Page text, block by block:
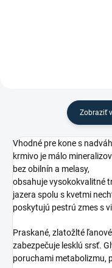
Zobraziť
Vhodné pre kone s
krmivo je málo
bez obilnín a melasy,
obsahuje vysokokvalitné
jazera spolu s kvetmi
poskytujú pestrú zmes s
Praskané, zlatožlté
zabezpečuje lesklú srsť.
poruchami metabolizmu,